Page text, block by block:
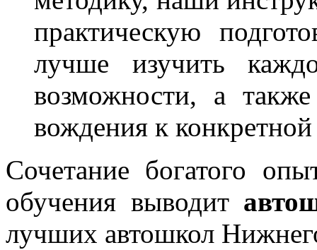
практическую
лучше изучить
возможности, а
вождения к
Сочетание богатого
обучения выводит
лучших автошкол